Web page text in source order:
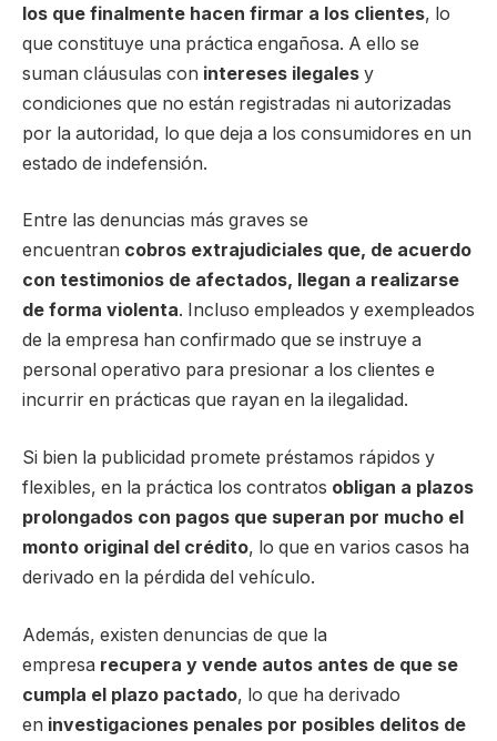
los que finalmente hacen firmar a los clientes, lo
que constituye una práctica engañosa. A ello se
suman cláusulas con intereses ilegales y
condiciones que no están registradas ni autorizadas
por la autoridad, lo que deja a los consumidores en un
estado de indefensión.
Entre las denuncias más graves se
encuentran cobros extrajudiciales que, de acuerdo
con testimonios de afectados, llegan a realizarse
de forma violenta. Incluso empleados y exempleados
de la empresa han confirmado que se instruye a
personal operativo para presionar a los clientes e
incurrir en prácticas que rayan en la ilegalidad.
Si bien la publicidad promete préstamos rápidos y
flexibles, en la práctica los contratos obligan a plazos
prolongados con pagos que superan por mucho el
monto original del crédito, lo que en varios casos ha
derivado en la pérdida del vehículo.
Además, existen denuncias de que la
empresa recupera y vende autos antes de que se
cumpla el plazo pactado, lo que ha derivado
en investigaciones penales por posibles delitos de